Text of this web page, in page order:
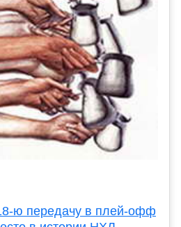
ю передачу в плей-офф